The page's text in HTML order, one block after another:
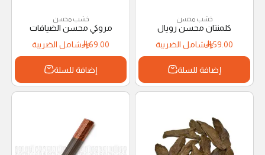
خشب محسن
كلمنتان محسن رويال
59.00
شامل الضريبة
إضافة للسلة
خشب محسن
مروكي محسن الضيافات
69.00
شامل الضريبة
إضافة للسلة